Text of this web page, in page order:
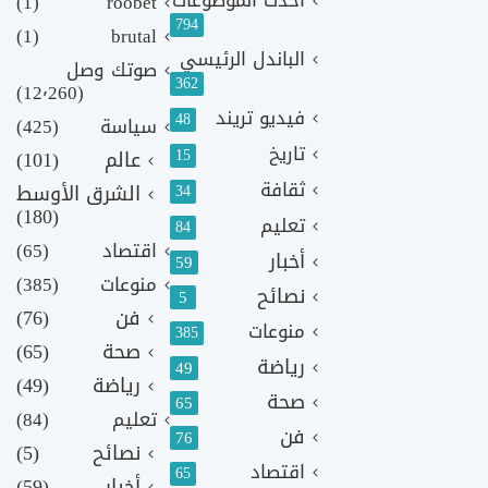
794
الباندل الرئيسي
362
فيديو تريند 48
تاريخ 15
ثقافة 34
تعليم 84
أخبار 59
نصائح 5
منوعات 385
رياضة 49
صحة 65
فن 76
اقتصاد 65
brutal
(1)
صوتك وصل
(12٬260)
سياسة
(425)
عالم
(101)
الشرق الأوسط
(180)
اقتصاد
(65)
منوعات
(385)
فن
(76)
صحة
(65)
رياضة
(49)
تعليم (84)
نصائح
(5)